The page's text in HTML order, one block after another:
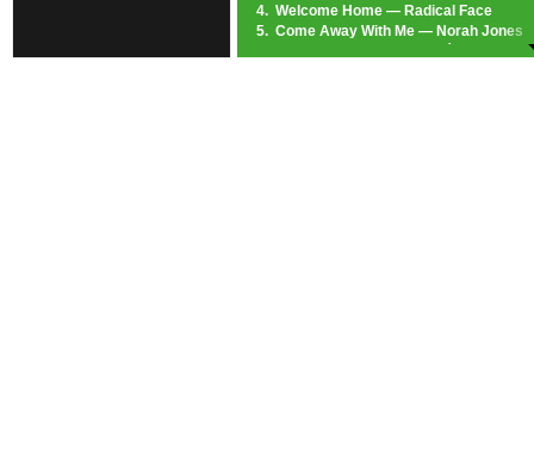
57% 15. The Age Of The Unicorn —
22% 16. —
4. Welcome Home — Radical Face
5. Come Away With Me — Norah Jones